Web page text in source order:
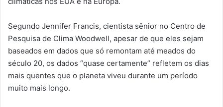
Segundo Jennifer Francis, cientista sênior no Centro de
Pesquisa de Clima Woodwell, apesar de que eles sejam
baseados em dados que só remontam até meados do
século 20, os dados “quase certamente” refletem os dias
mais quentes que o planeta viveu durante um período
muito mais longo.